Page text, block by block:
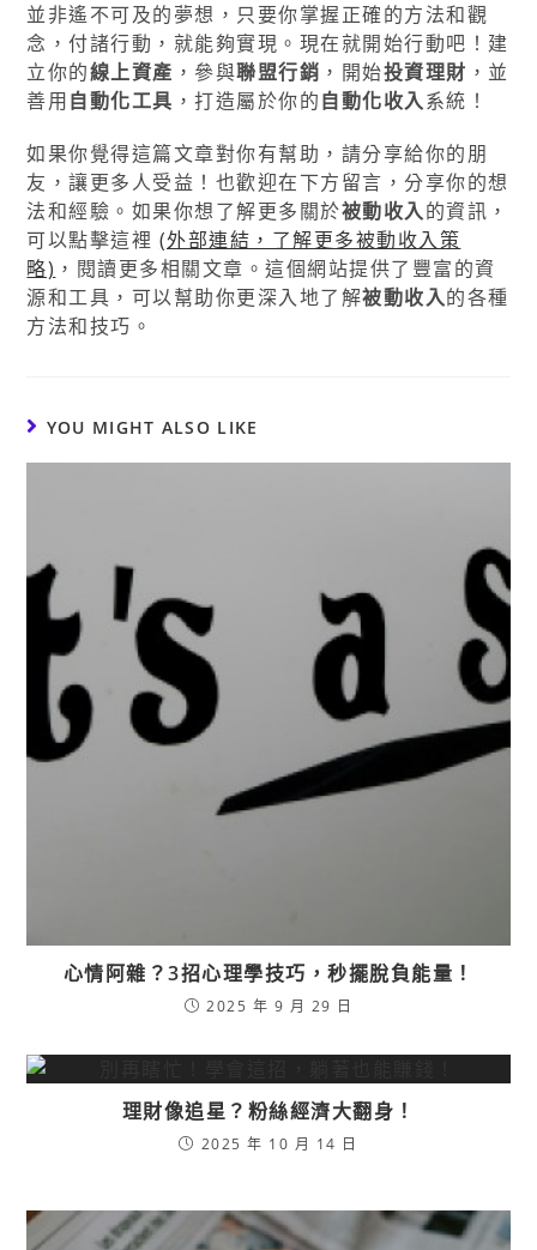
並非遙不可及的夢想，只要你掌握正確的方法和觀
念，付諸行動，就能夠實現。現在就開始行動吧！建
立你的線上資產 ，參與聯盟行銷 ，開始投資理財 ，並
善用自動化工具 ，打造屬於你的自動化收入系統！
如果你覺得這篇文章對你有幫助，請分享給你的朋
友，讓更多人受益！也歡迎在下方留言，分享你的想
法和經驗。如果你想了解更多關於被動收入的資訊，
可以點擊這裡 (外部連結，了解更多被動收入策
略) ，閱讀更多相關文章。這個網站提供了豐富的資
源和工具，可以幫助你更深入地了解被動收入的各種
方法和技巧。
YOU MIGHT ALSO LIKE
心情阿雜？3招心理學技巧，秒擺脫負能量！
2025 年 9 月 29 日
理財像追星？粉絲經濟大翻身！
2025 年 10 月 14 日